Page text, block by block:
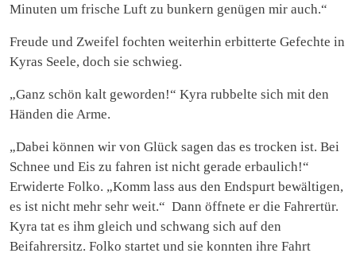
Minuten um frische Luft zu bunkern genügen mir auch.“
Freude und Zweifel fochten weiterhin erbitterte Gefechte in
Kyras Seele, doch sie schwieg.
„Ganz schön kalt geworden!“ Kyra rubbelte sich mit den
Händen die Arme.
„Dabei können wir von Glück sagen das es trocken ist. Bei
Schnee und Eis zu fahren ist nicht gerade erbaulich!“
Erwiderte Folko. „Komm lass aus den Endspurt bewältigen,
es ist nicht mehr sehr weit.“ Dann öffnete er die Fahrertür.
Kyra tat es ihm gleich und schwang sich auf den
Beifahrersitz. Folko startet und sie konnten ihre Fahrt